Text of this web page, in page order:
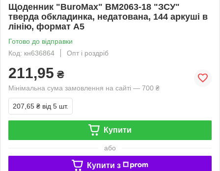
Щоденник "BuroMax" BM2063-18 "ЗСУ"
тверда обкладинка, недатована, 144 аркуші в
лінію, формат А5
Готово до відправки
Код: кн636864
Опт і роздріб
211,95 ₴
Мінімальна сума замовлення на сайті — 700 ₴
207,65 ₴ від 5 шт.
Купити
або
Купити з